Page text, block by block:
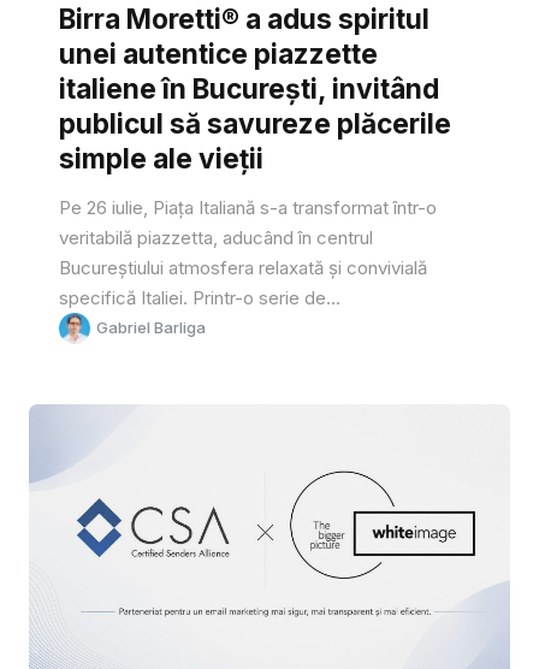
Birra Moretti® a adus spiritul
unei autentice piazzette
italiene în București, invitând
publicul să savureze plăcerile
simple ale vieții
Pe 26 iulie, Piața Italiană s-a transformat într-o
veritabilă piazzetta, aducând în centrul
Bucureștiului atmosfera relaxată și convivială
specifică Italiei. Printr-o serie de...
Gabriel Barliga